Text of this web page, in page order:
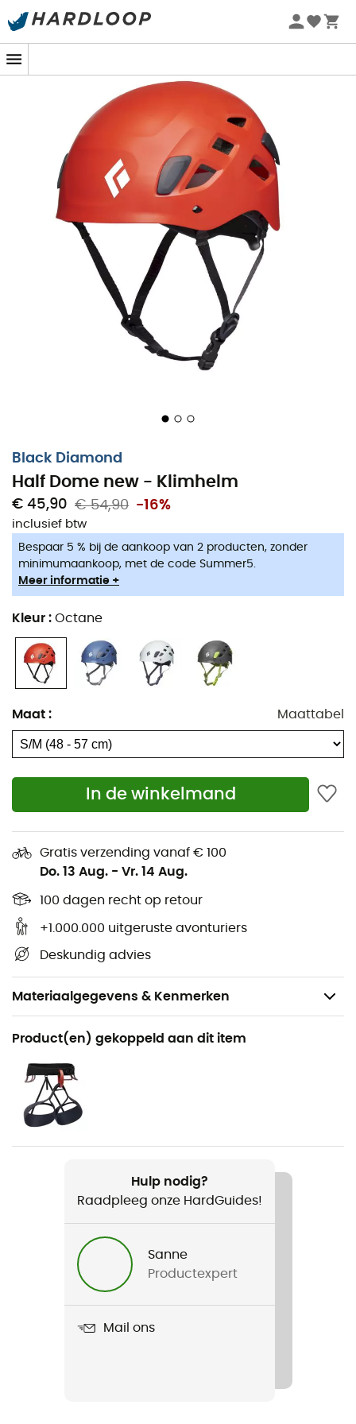
Zomeraanbiedingen 🔥 -5% EXTRA vanaf 2 producten* met
Black Diamond
Half Dome new - Klimhelm
€ 45,90 € 54,90 -16%
inclusief btw
Bespaar 5 % bij de aankoop van 2 producten, zonder
minimumaankoop, met de code Summer5.
Meer informatie +
Kleur : Octane
Maat : Maattabel
In de winkelmand
Gratis verzending vanaf € 100
Do. 13 Aug. - Vr. 14 Aug.
100 dagen recht op retour
+1.000.000 uitgeruste avonturiers
Deskundig advies
Materiaalgegevens & Kenmerken
Aanbevolen voor
Heren / Dames
Gewicht
Half Dome
Binnenschaal
Shell building
Product(en) gekoppeld aan dit item
Hulp nodig?
Raadpleeg onze HardGuides!
Sanne
Productexpert
Mail ons